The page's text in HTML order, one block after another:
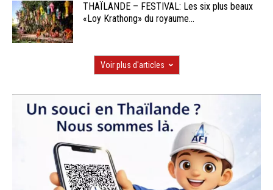
THAÏLANDE – FESTIVAL: Les six plus beaux
«Loy Krathong» du royaume...
Voir plus d'articles